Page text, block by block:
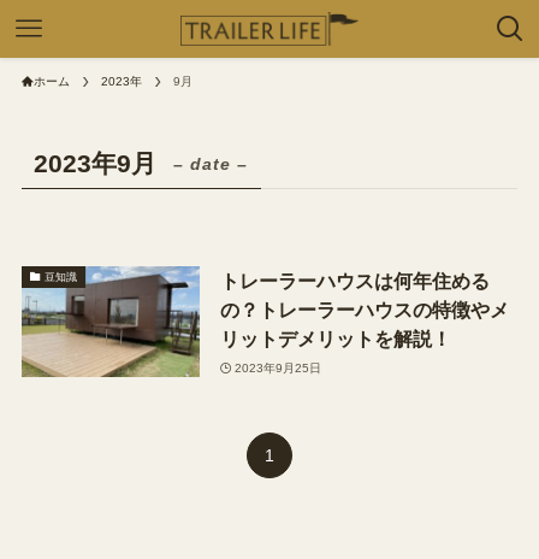
ホーム 2023年 9月
2023年9月 – date –
豆知識
トレーラーハウスは何年住める
の？トレーラーハウスの特徴やメ
リットデメリットを解説！
2023年9月25日
1